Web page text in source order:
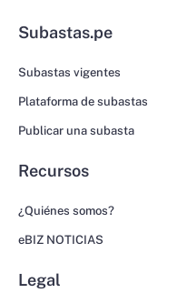
Subastas.pe
Subastas vigentes
Plataforma de subastas
Publicar una subasta
Recursos
¿Quiénes somos?
eBIZ NOTICIAS
Legal